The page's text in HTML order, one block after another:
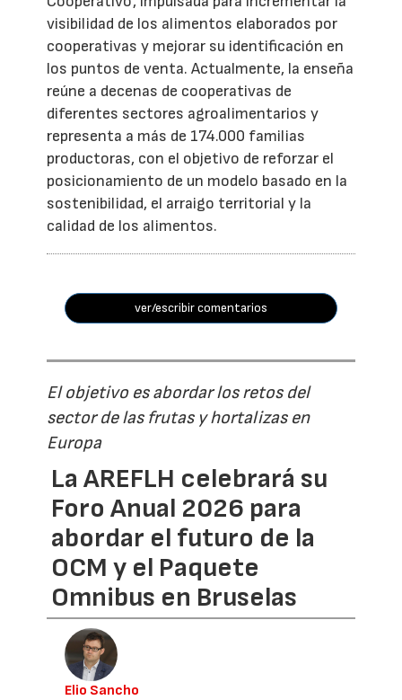
visibilidad de los alimentos elaborados por
cooperativas y mejorar su identificación en
los puntos de venta. Actualmente, la enseña
reúne a decenas de cooperativas de
diferentes sectores agroalimentarios y
representa a más de 174.000 familias
productoras, con el objetivo de reforzar el
posicionamiento de un modelo basado en la
sostenibilidad, el arraigo territorial y la
calidad de los alimentos.
ver/escribir comentarios
El objetivo es abordar los retos del
sector de las frutas y hortalizas en
Europa
La AREFLH celebrará su
Foro Anual 2026 para
abordar el futuro de la
OCM y el Paquete
Omnibus en Bruselas
Elio Sancho